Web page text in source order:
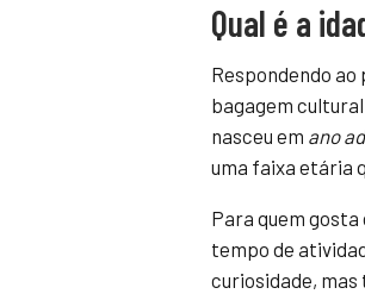
Qual é a
Respondendo
bagagem
nasceu em ano
uma faixa etária
Para quem
tempo de
curiosidade,